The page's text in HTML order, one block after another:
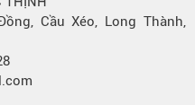
Cầu Xéo, Long Thành,